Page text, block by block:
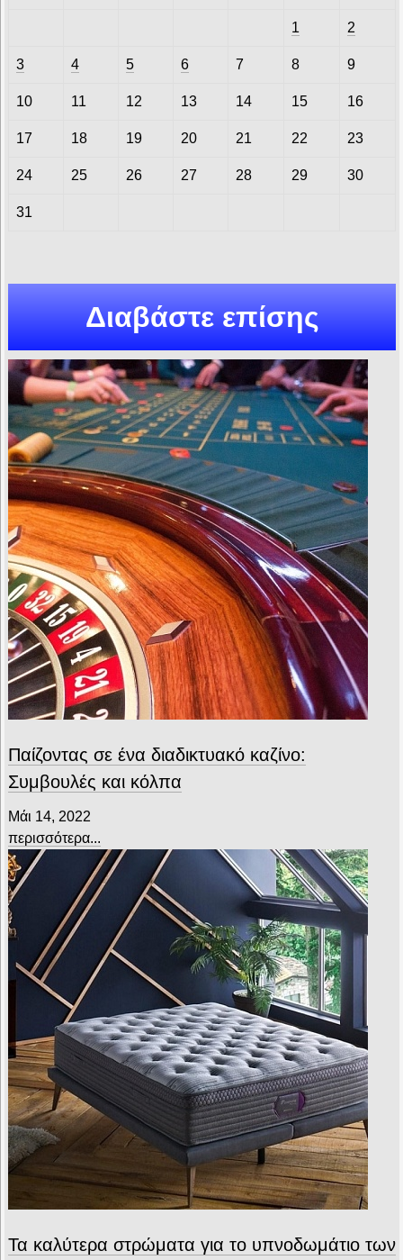
1 2
3 4 5 6 7 8 9
10 11 12 13 14 15 16
17 18 19 20 21 22 23
24 25 26 27 28 29 30
31
Διαβάστε επίσης
Παίζοντας σε ένα διαδικτυακό καζίνο:
Συμβουλές και κόλπα
Μάι 14, 2022
περισσότερα...
Τα καλύτερα στρώματα για το υπνοδωμάτιο των